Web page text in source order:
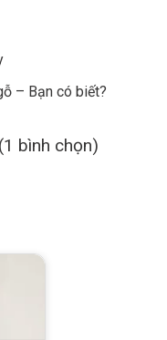
– Bạn có biết?
bình chọn)